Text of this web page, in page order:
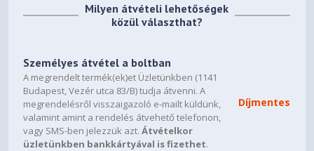
350 cd/㎡
Statikus kontraszt-arány2,500 : 1
Kontrasztarány (Dinamikus)Mega DCR
HDR (High Dynamic Range) VESA DisplayHDR 1000
Milyen átvételi lehetőségek
közül választhat?
Személyes átvétel a boltban
A megrendelt termék(ek)et Üzletünkben (1141
Budapest, Vezér utca 83/B) tudja átvenni. A
megrendelésről visszaigazoló e-mailt küldünk,
valamint amint a rendelés átvehető telefonon,
vagy SMS-ben jelezzük azt.Átvételkor
üzletünkben bankkártyával is fizethet.
Díjmentes